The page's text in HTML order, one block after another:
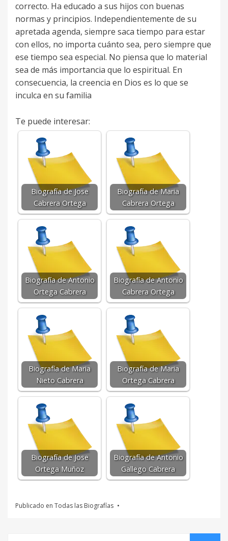
correcto. Ha educado a sus hijos con buenas
normas y principios. Independientemente de su
apretada agenda, siempre saca tiempo para estar
con ellos, no importa cuánto sea, pero siempre que
ese tiempo sea especial. No piensa que lo material
sea de más importancia que lo espiritual. En
consecuencia, la creencia en Dios es lo que se
inculca en su familia
Te puede interesar:
Biografía de Jose
Cabrera Ortega
Biografía de Maria
Cabrera Ortega
Biografía de Antonio
Ortega Cabrera
Biografía de Antonio
Cabrera Ortega
Biografía de Maria
Nieto Cabrera
Biografía de Maria
Ortega Cabrera
Biografía de Jose
Ortega Muñoz
Biografía de Antonio
Gallego Cabrera
Publicado en Todas las Biografías